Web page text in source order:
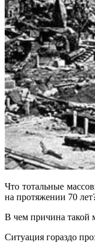
Что тотальные
на протяжении 70
В чем причина такой
Ситуация гораздо